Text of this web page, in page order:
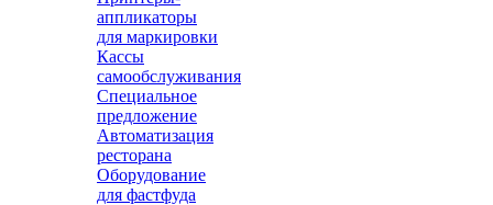
аппликаторы
для маркировки
Кассы
самообслуживания
Специальное
предложение
Автоматизация
ресторана
Оборудование
для фастфуда